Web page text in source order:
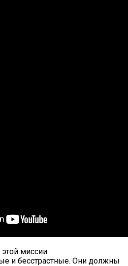
миссии.
и бесстрастные. Они должны